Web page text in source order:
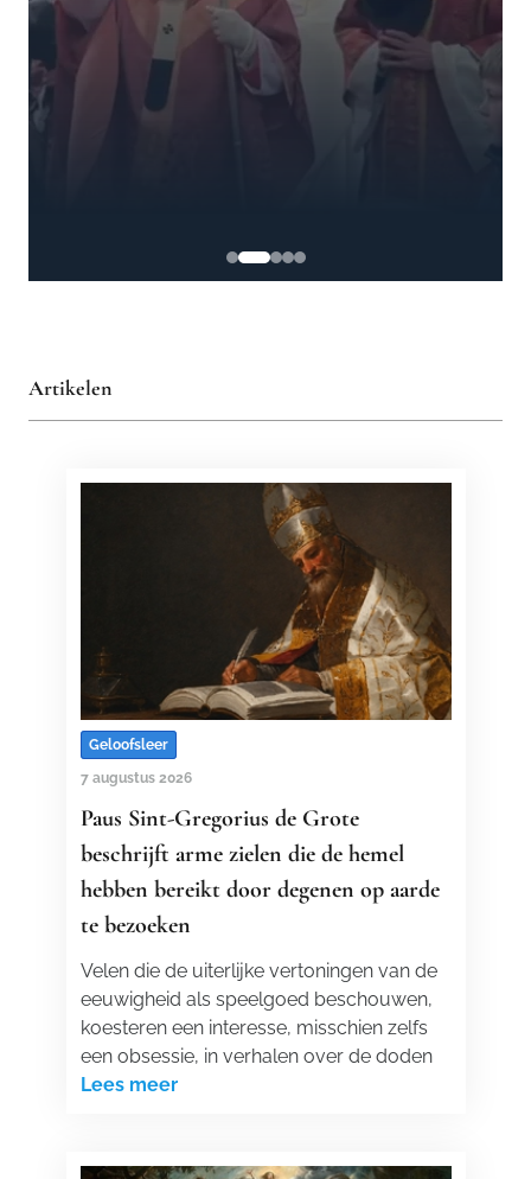
Artikelen
Geloofsleer
7 augustus 2026
Paus Sint-Gregorius de Grote
beschrijft arme zielen die de hemel
hebben bereikt door degenen op aarde
te bezoeken
Velen die de uiterlijke vertoningen van de
eeuwigheid als speelgoed beschouwen,
koesteren een interesse, misschien zelfs
een obsessie, in verhalen over de doden
Lees meer